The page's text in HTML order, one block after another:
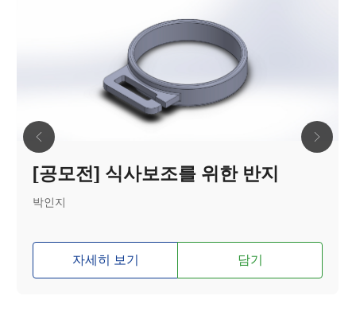
[공모전] 식사보조를 위한 반지
박인지
자세히 보기 담기